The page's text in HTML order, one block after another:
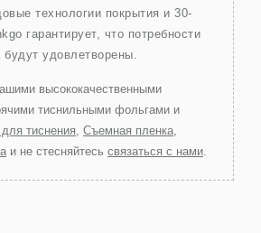
технологии покрытия и 30-
гарантирует, что потребности
будут удовлетворены.
высококачественными
тиснильными фольгами и
тиснения Съемная пленка
и не стесняйтесь связаться с нами